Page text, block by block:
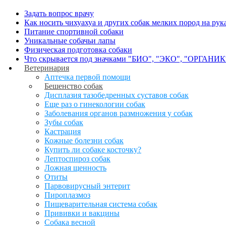
Задать вопрос врачу
Как носить чихуахуа и других собак мелких пород на
Питание спортивной собаки
Уникальные собачьи лапы
Физическая подготовка собаки
Что скрывается под значками "БИО", "ЭКО",
Ветеринария
Аптечка первой помощи
Бешенство собак
Дисплазия тазобедренных суставов собак
Еще раз о гинекологии собак
Заболевания органов размножения у собак
Зубы собак
Кастрация
Кожные болезни собак
Купить ли собаке косточку?
Лептоспироз собак
Ложная щенность
Отиты
Парвовирусный энтерит
Пироплазмоз
Пищеварительная система собак
Прививки и вакцины
Собака весной